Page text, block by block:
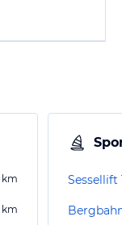
km
km
Sessellift